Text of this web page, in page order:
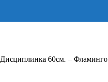
Дисциплинка 60см. – Фламинго